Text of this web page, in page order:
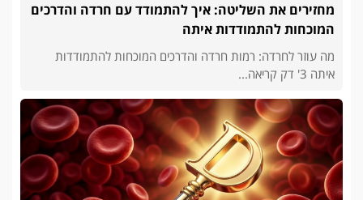
מחזירים את השליטה: איך להתמודד עם חרדה והדרכים
המוכחות להתמודדות איתה
מה עוזר לחרדה: רמות חרדה והדרכים המוכחות להתמודדות
איתה 3' דק קריאה...